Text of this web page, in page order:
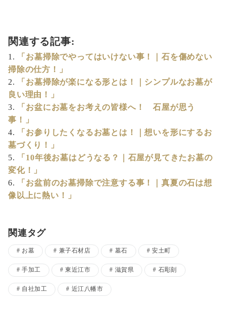
関連する記事:
「お墓掃除でやってはいけない事！｜石を傷めない
掃除の仕方！」
「お墓掃除が楽になる形とは！｜シンプルなお墓が
良い理由！」
「お盆にお墓をお考えの皆様へ！ 石屋が思う
事！」
「お参りしたくなるお墓とは！｜想いを形にするお
墓づくり！」
「10年後お墓はどうなる？｜石屋が見てきたお墓の
変化！」
「お盆前のお墓掃除で注意する事！｜真夏の石は想
像以上に熱い！」
関連タグ
お墓 兼子石材店 墓石 安土町
手加工 東近江市 滋賀県 石彫刻
自社加工 近江八幡市